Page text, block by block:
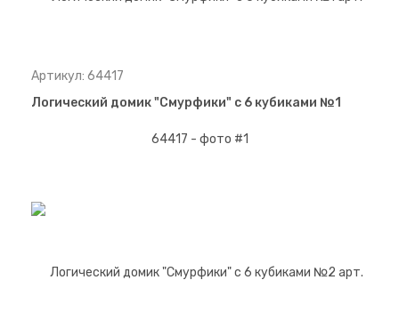
Артикул: 64417
Логический домик "Смурфики" с 6 кубиками №1